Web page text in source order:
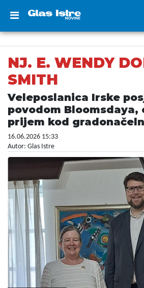
NJ. E. WENDY
SMITH
Veleposlanica Irske
povodom Bloomsdaya,
prijem kod
16.06.2026 15:33
Autor: Glas Istre